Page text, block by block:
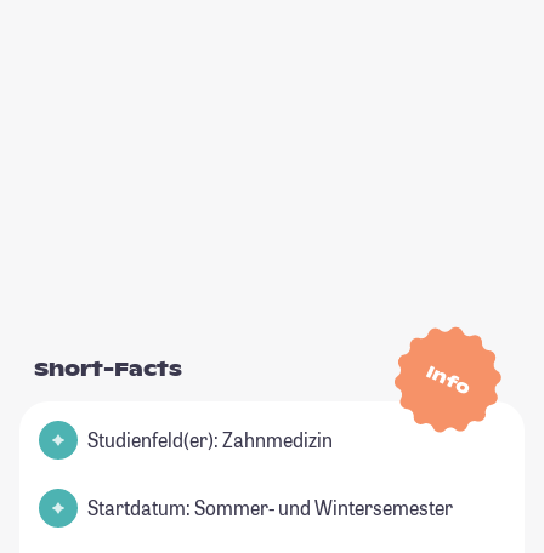
Info
Short-Facts
Studienfeld(er): Zahnmedizin
Startdatum: Sommer- und Wintersemester